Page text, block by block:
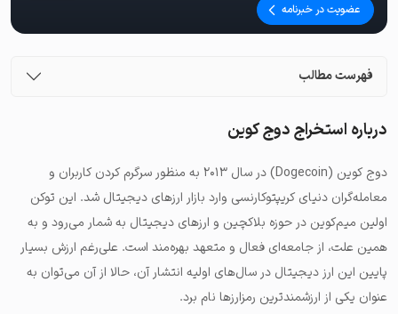
عضویت در خبرنامه
فهرست مطالب
درباره استخراج دوج کوین
دوج کوین (Dogecoin) در سال ۲۰۱۳ به منظور سرگرم کردن کاربران و
معامله‌گران دنیای کریپتوکارنسی وارد بازار ارزهای دیجیتال شد. این توکن
اولین میم‌کوین در حوزه بلاکچین و ارزهای دیجیتال به شمار می‌رود و به
همین علت، از جامعه‌ای فعال و متعهد بهره‌مند است. علی‌رغم ارزش بسیار
پایین این ارز دیجیتال در سال‌های اولیه انتشار آن، حالا از آن می‌توان به
عنوان یکی از ارزشمندترین رمزارزها نام برد.